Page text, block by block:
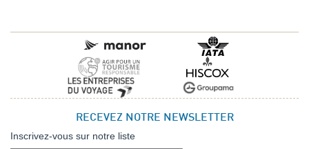
RECEVEZ NOTRE NEWSLETTER
Inscrivez-vous sur notre liste